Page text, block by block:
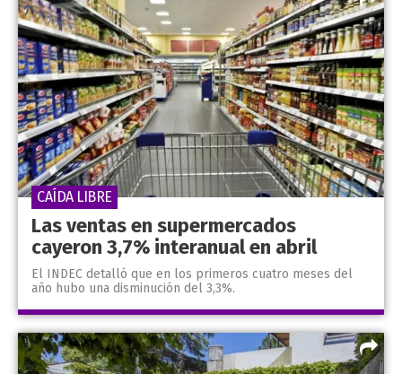
Las ventas en supermercados
cayeron 3,7% interanual en abril
El INDEC detalló que en los primeros cuatro meses del
año hubo una disminución del 3,3%.
CAÍDA LIBRE